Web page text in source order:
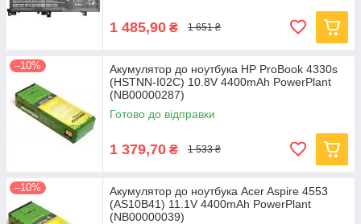
1 485,90 ₴ 1 651 ₴
–10%
Акумулятор до ноутбука HP ProBook 4330s
(HSTNN-I02C) 10.8V 4400mAh PowerPlant
(NB00000287)
Готово до відправки
1 379,70 ₴ 1 533 ₴
–10%
Акумулятор до ноутбука Acer Aspire 4553
(AS10B41) 11.1V 4400mAh PowerPlant
(NB00000039)